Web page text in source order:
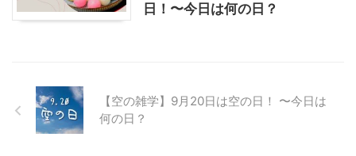
日！〜今日は何の日？
【空の雑学】9月20日は空の日！ 〜今日は
何の日？